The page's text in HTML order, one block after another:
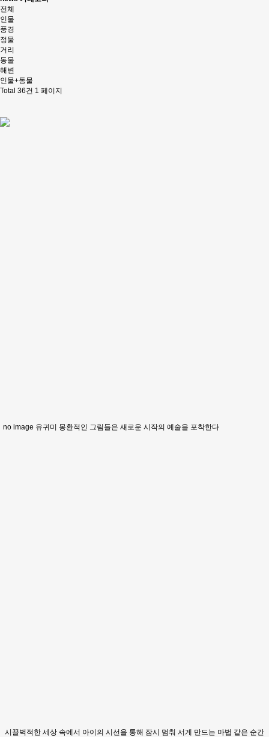
전체
인물
풍경
정물
거리
동물
해변
인물+동물
Total 36건 1 페이지
no image 유귀미 몽환적인 그림들은 새로운 시작의 예술을 포착한다
시끌벅적한 세상 속에서 아이의 시선을 통해 잠시 멈춰 서게 만드는 마법 같은 순간